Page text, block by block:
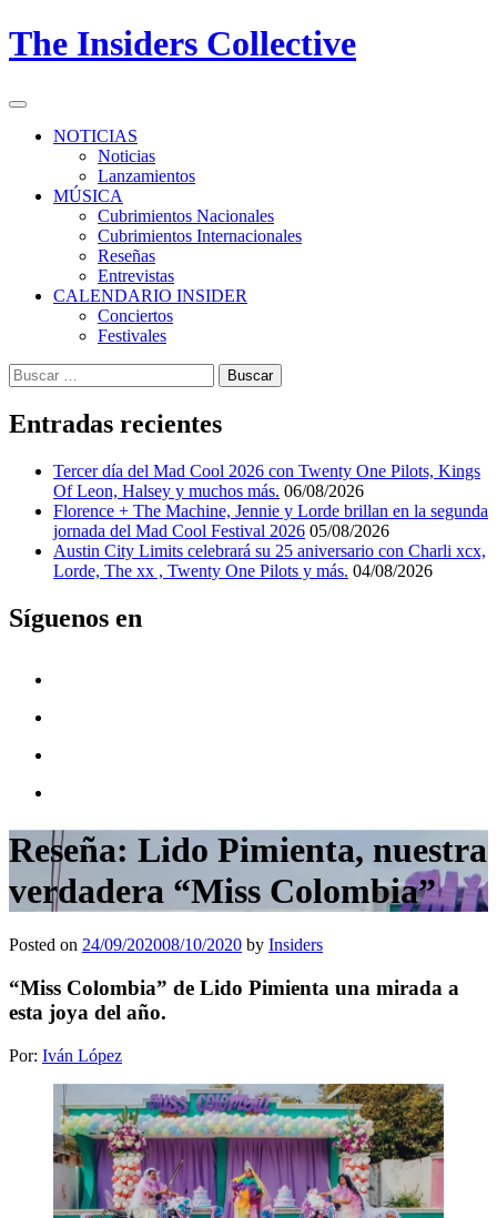
Skip
to
The Insiders Collective
Primary
NOTICIAS
Noticias
Lanzamientos
MÚSICA
Cubrimientos Nacionales
Cubrimientos Internacionales
Reseñas
Entrevistas
CALENDARIO INSIDER
Conciertos
Festivales
Buscar:
Entradas recientes
Tercer día del Mad Cool 2026 con Twenty One Pilots, Kings
Of Leon, Halsey y muchos más. 06/08/2026
Florence + The Machine, Jennie y Lorde brillan en la segunda
jornada del Mad Cool Festival 2026 05/08/2026
Austin City Limits celebrará su 25 aniversario con Charli xcx,
Lorde, The xx , Twenty One Pilots y más. 04/08/2026
Síguenos en
Reseña: Lido Pimienta, nuestra
verdadera “Miss Colombia”
Posted on 24/09/202008/10/2020 by Insiders
“Miss Colombia” de Lido Pimienta una mirada a
esta joya del año.
Por: Iván López